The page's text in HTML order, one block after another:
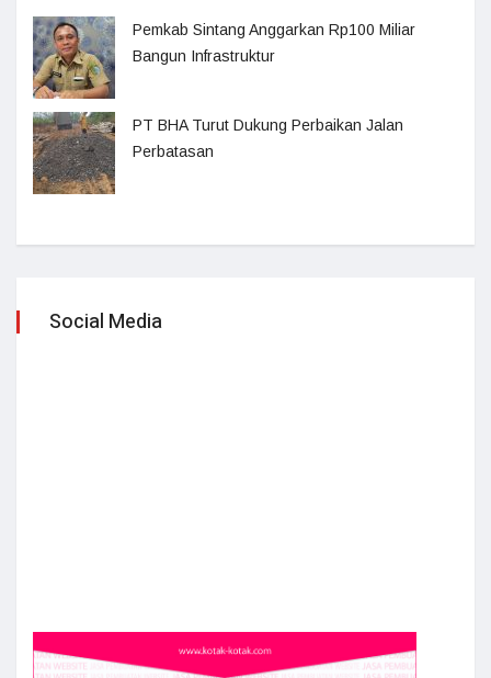
Pemkab Sintang Anggarkan Rp100 Miliar
Bangun Infrastruktur
PT BHA Turut Dukung Perbaikan Jalan
Perbatasan
Social Media